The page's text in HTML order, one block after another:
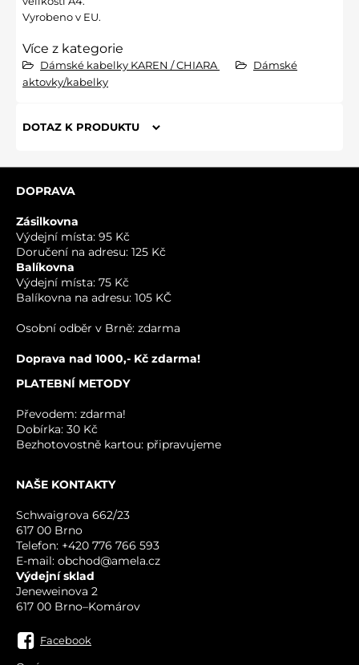
Vyrobeno v EU.
Více z kategorie
Dámské kabelky KAREN / CHIARA
Dámské
aktovky/kabelky
DOTAZ K PRODUKTU
VÁŠ E-MAIL
DOPRAVA
Zásilkovna
Výdejní místa: 95 Kč
Doručení na adresu: 125 Kč
Balíkovna
Výdejní místa: 75 Kč
Balíkovna na adresu: 105 KČ
Osobní odběr v Brně: zdarma
Doprava nad 1000,- Kč zdarma!
PLATEBNÍ METODY
Převodem: zdarma!
Dobírka: 30 Kč
Bezhotovostně kartou: připravujeme
NAŠE KONTAKTY
Schwaigrova 662/23
617 00 Brno
Telefon: +420 776 766 593
E-mail: obchod@amela.cz
Výdejní sklad
Jeneweinova 2
617 00 Brno–Komárov
Facebook